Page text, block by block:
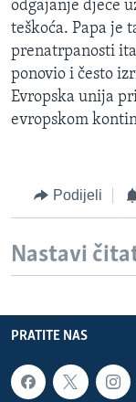
MAGAZIN
O GLASU
Learning English
odgajanje djece
teškoća. Papa je
prenatrpanosti
ponovio i često
Evropska unija
evropskom
Podijeli
Nastavi
PRATITE NAS